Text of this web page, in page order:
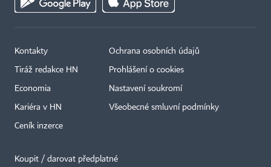
Kontakty
Tiráž redakce HN
Economia
Kariéra v HN
Ceník inzerce
Ochrana osobních údajů
Prohlášení o cookies
Nastavení soukromí
Všeobecné smluvní podmínky
Koupit / darovat předplatné